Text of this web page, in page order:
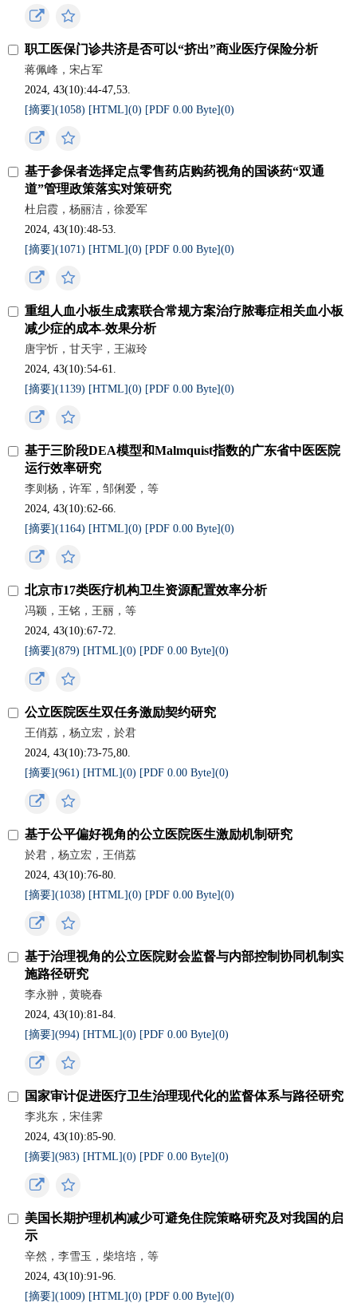
职工医保门诊共济是否可以“挤出”商业医疗保险分析
蒋佩峰，宋占军
2024, 43(10):44-47,53.
[摘要](1058) [HTML](0) [PDF 0.00 Byte](0)
基于参保者选择定点零售药店购药视角的国谈药“双通
道”管理政策落实对策研究
杜启霞，杨丽洁，徐爱军
2024, 43(10):48-53.
[摘要](1071) [HTML](0) [PDF 0.00 Byte](0)
重组人血小板生成素联合常规方案治疗脓毒症相关血小板
减少症的成本-效果分析
唐宇忻，甘天宇，王淑玲
2024, 43(10):54-61.
[摘要](1139) [HTML](0) [PDF 0.00 Byte](0)
基于三阶段DEA模型和Malmquist指数的广东省中医医院
运行效率研究
李则杨，许军，邹俐爱，等
2024, 43(10):62-66.
[摘要](1164) [HTML](0) [PDF 0.00 Byte](0)
北京市17类医疗机构卫生资源配置效率分析
冯颖，王铭，王丽，等
2024, 43(10):67-72.
[摘要](879) [HTML](0) [PDF 0.00 Byte](0)
公立医院医生双任务激励契约研究
王俏荔，杨立宏，於君
2024, 43(10):73-75,80.
[摘要](961) [HTML](0) [PDF 0.00 Byte](0)
基于公平偏好视角的公立医院医生激励机制研究
於君，杨立宏，王俏荔
2024, 43(10):76-80.
[摘要](1038) [HTML](0) [PDF 0.00 Byte](0)
基于治理视角的公立医院财会监督与内部控制协同机制实
施路径研究
李永翀，黄晓春
2024, 43(10):81-84.
[摘要](994) [HTML](0) [PDF 0.00 Byte](0)
国家审计促进医疗卫生治理现代化的监督体系与路径研究
李兆东，宋佳霁
2024, 43(10):85-90.
[摘要](983) [HTML](0) [PDF 0.00 Byte](0)
美国长期护理机构减少可避免住院策略研究及对我国的启
示
辛然，李雪玉，柴培培，等
2024, 43(10):91-96.
[摘要](1009) [HTML](0) [PDF 0.00 Byte](0)